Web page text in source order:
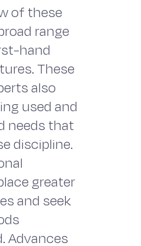
of these
range
hand
These
also
used and
needs that
discipline.
greater
and seek
Advances